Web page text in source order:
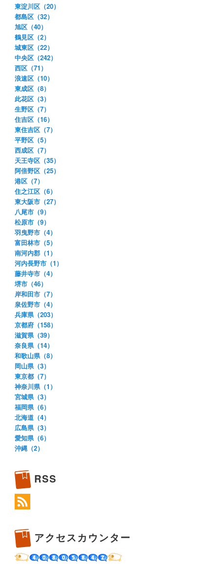
東淀川区（20）
都島区（32）
旭区（40）
鶴見区（2）
城東区（22）
中央区（242）
西区（71）
浪速区（10）
東成区（8）
此花区（3）
生野区（7）
住吉区（16）
東住吉区（7）
平野区（5）
西成区（7）
天王寺区（35）
阿倍野区（25）
港区（7）
住之江区（6）
東大阪市（27）
八尾市（9）
松原市（9）
羽曳野市（4）
富田林市（5）
南河内郡（1）
河内長野市（1）
藤井寺市（4）
堺市（46）
岸和田市（7）
泉佐野市（4）
兵庫県（203）
京都府（158）
滋賀県（39）
奈良県（14）
和歌山県（8）
岡山県（3）
東京都（7）
神奈川県（1）
宮城県（3）
福岡県（6）
北海道（4）
広島県（3）
愛知県（6）
沖縄（2）
RSS
アクセスカウンター